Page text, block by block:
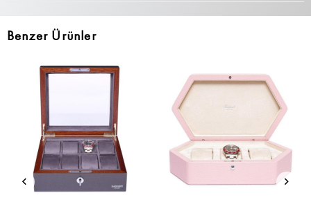
Benzer Ürünler